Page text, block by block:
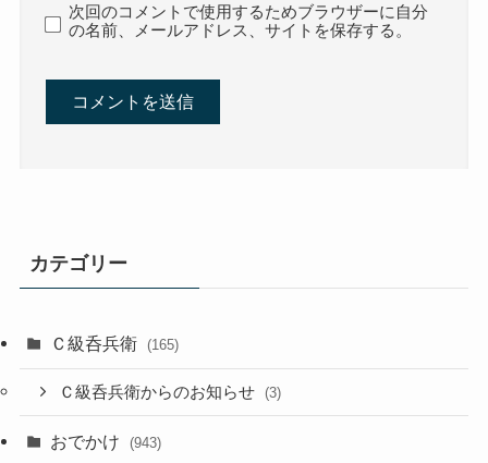
次回のコメントで使用するためブラウザーに自分
の名前、メールアドレス、サイトを保存する。
カテゴリー
Ｃ級呑兵衛 (165)
Ｃ級呑兵衛からのお知らせ (3)
おでかけ (943)